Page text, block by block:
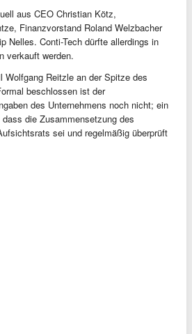
aus CEO Christian Kötz,
Finanzvorstand Roland Welzbacher
Nelles. Conti-Tech dürfte allerdings in
verkauft werden.
Wolfgang Reitzle an der Spitze des
beschlossen ist der
des Unternehmens noch nicht; ein
die Zusammensetzung des
sei und regelmäßig überprüft